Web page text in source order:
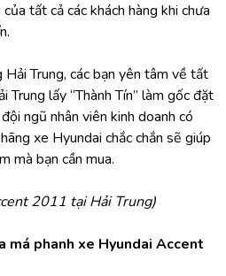
tất cả các khách hàng khi chưa
Trung, các bạn yên tâm về tất
Trung lấy “Thành Tín” làm gốc đặt
ngũ nhân viên kinh doanh có
xe Hyundai chắc chắn sẽ giúp
mà bạn cần mua.
2011 tại Hải Trung)
má phanh xe Hyundai Accent